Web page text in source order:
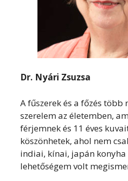
Dr. Nyári Zsuzsa
A fűszerek és a főzés több
szerelem az életemben,
férjemnek és 11 éves
köszönhetek, ahol nem
indiai, kínai, japán
lehetőségem volt